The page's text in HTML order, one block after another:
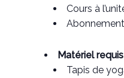
Cours à
Matériel requis
Tapis de